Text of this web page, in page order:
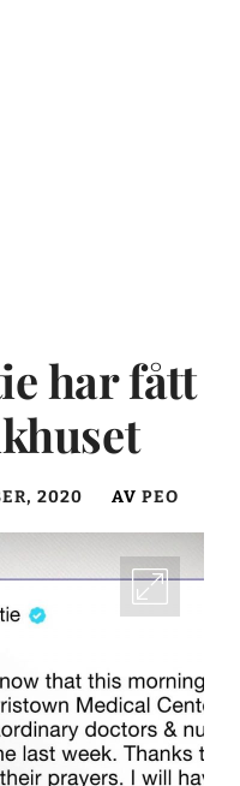
har fått
2020 AV PEO